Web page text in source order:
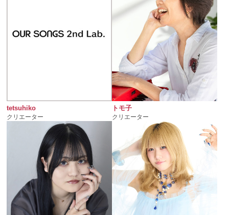
tetsuhiko
クリエーター
トモ子
クリエーター